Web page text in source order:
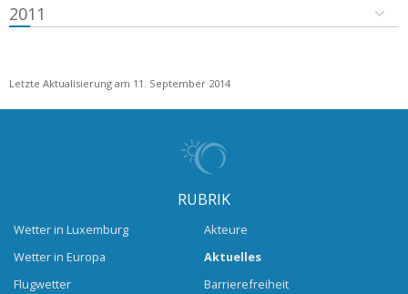
2011
Letzte Aktualisierung am 11. September 2014
RUBRIK
Wetter in Luxemburg
Wetter in Europa
Flugwetter
Akteure
Aktuelles
Barrierefreiheit